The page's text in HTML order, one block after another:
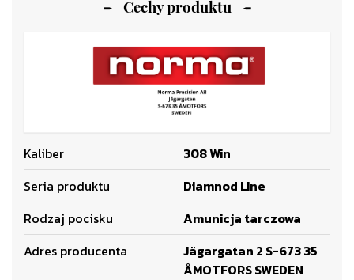
Cechy produktu
Kaliber
308 Win
Seria produktu
Diamnod Line
Rodzaj pocisku
Amunicja tarczowa
Adres producenta
Jägargatan 2 S-673 35
ÅMOTFORS SWEDEN